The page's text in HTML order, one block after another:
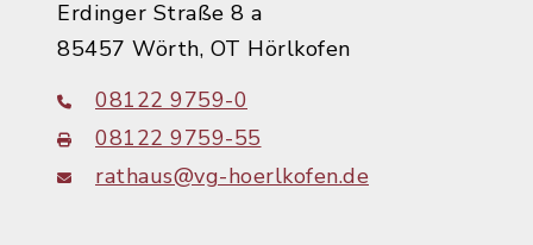
Erdinger Straße 8 a
85457 Wörth, OT Hörlkofen
08122 9759-0
08122 9759-55
rathaus@vg-hoerlkofen.de